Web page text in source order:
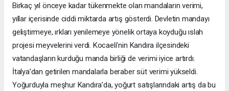
Birkaç yıl önceye kadar tükenmekte olan mandaların verimi,
yıllar içerisinde ciddi miktarda artış gösterdi. Devletin mandayı
geliştirmeye, ırkları yenilemeye yönelik ortaya koyduğu ıslah
projesi meyvelerini verdi. Kocaeli’nin Kandıra ilçesindeki
vatandaşların kurduğu manda birliği de verimi iyice artırdı.
İtalya’dan getirilen mandalarla beraber süt verimi yükseldi.
Yoğurduyla meşhur Kandıra’da, yoğurt satışlarındaki artış da bu